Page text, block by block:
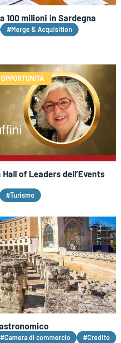
100 milioni in Sardegna
#Merge & Acquisition
OPPORTUNITÀ
of Leaders dell’Events
#Turismo
#Camera di commercio
#Credito